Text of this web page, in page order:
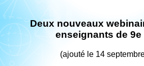
Deux nouveaux
enseignants de 9e
(ajouté le 14